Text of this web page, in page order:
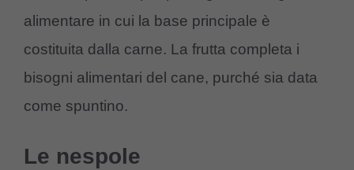
alimentare in cui la base principale è
costituita dalla carne. La frutta completa i
bisogni alimentari del cane, purché sia data
come spuntino.
Le nespole